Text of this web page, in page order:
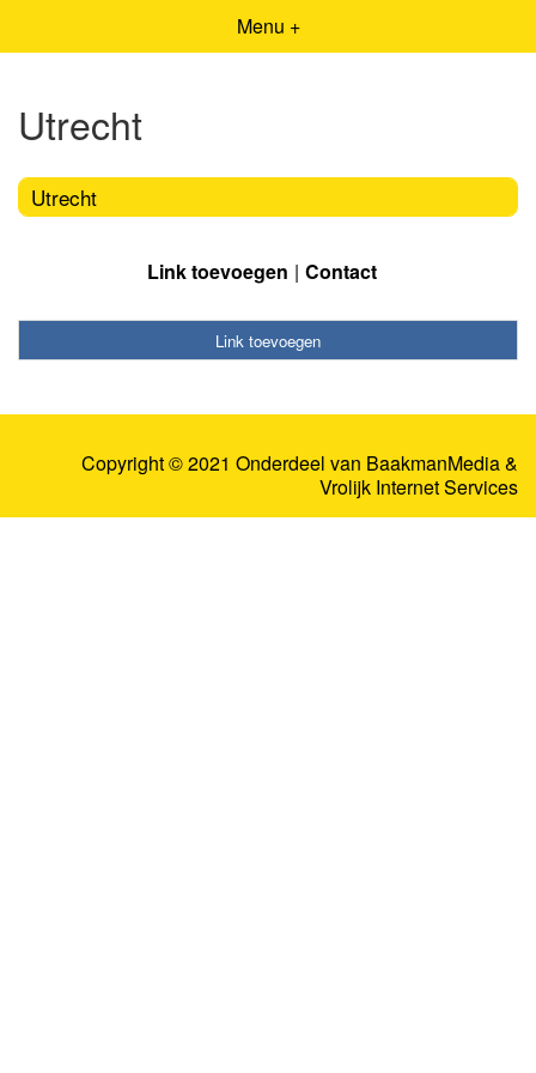
Menu +
Utrecht
Utrecht
Link toevoegen Contact
Link toevoegen
Copyright © 2021 Onderdeel van BaakmanMedia&
Vrolijk Internet Services